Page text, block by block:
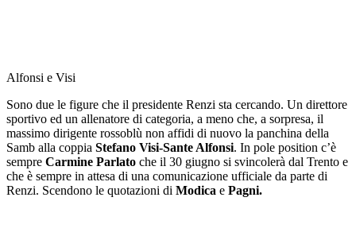
Alfonsi e Visi
Sono due le figure che il presidente Renzi sta cercando. Un direttore
sportivo ed un allenatore di categoria, a meno che, a sorpresa, il
massimo dirigente rossoblù non affidi di nuovo la panchina della
Samb alla coppia Stefano Visi-Sante Alfonsi. In pole position c’è
sempre Carmine Parlato che il 30 giugno si svincolerà dal Trento e
che è sempre in attesa di una comunicazione ufficiale da parte di
Renzi. Scendono le quotazioni di Modica e Pagni.